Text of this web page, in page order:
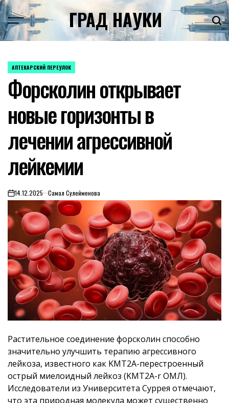
Skip
to
content
ГРАД НАУКИ
POSTED
АПТЕКАРСКИЙ ПЕРЕУЛОК
Форсколин открывает
новые горизонты в
лечении агрессивной
лейкемии
on14.12.2025 Самал Сулейменова
Растительное соединение форсколин способно
значительно улучшить терапию агрессивного
лейкоза, известного как KMT2A-перестроенный
острый миелоидный лейкоз (KMT2A-r ОМЛ).
Исследователи из Университета Суррея отмечают,
что эта природная молекула может существенно